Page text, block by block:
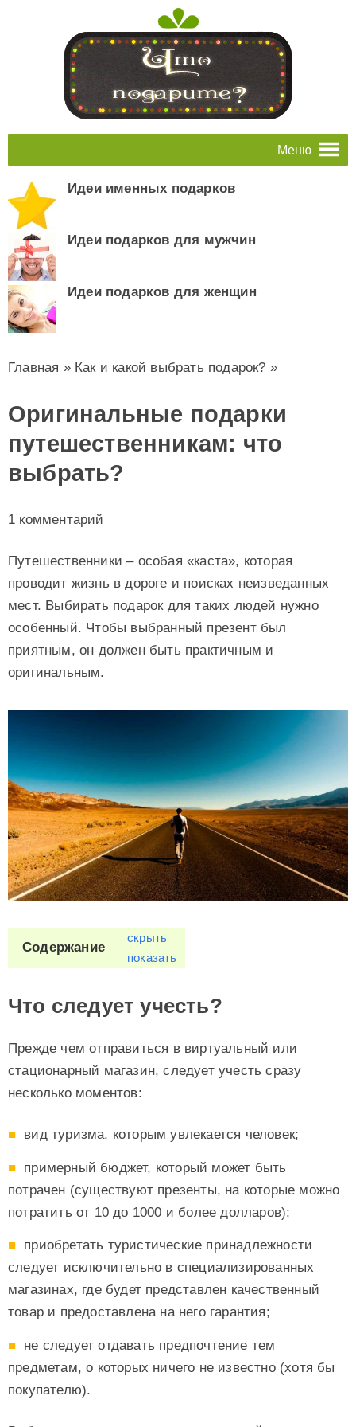
Меню
Идеи именных подарков
Идеи подарков для мужчин
Идеи подарков для женщин
Главная » Как и какой выбрать подарок? »
Оригинальные подарки
путешественникам: что
выбрать?
1 комментарий
Путешественники – особая «каста», которая
проводит жизнь в дороге и поисках неизведанных
мест. Выбирать подарок для таких людей нужно
особенный. Чтобы выбранный презент был
приятным, он должен быть практичным и
оригинальным.
Содержание
скрыть
показать
Что следует учесть?
Прежде чем отправиться в виртуальный или
стационарный магазин, следует учесть сразу
несколько моментов:
вид туризма, которым увлекается человек;
примерный бюджет, который может быть
потрачен (существуют презенты, на которые можно
потратить от 10 до 1000 и более долларов);
приобретать туристические принадлежности
следует исключительно в специализированных
магазинах, где будет представлен качественный
товар и предоставлена на него гарантия;
не следует отдавать предпочтение тем
предметам, о которых ничего не известно (хотя бы
покупателю).